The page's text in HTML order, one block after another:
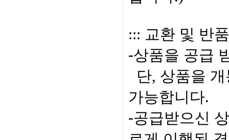
::: 교환 및 반
-상품을 공급
단, 상품을
가능합니다.
-공급받으신